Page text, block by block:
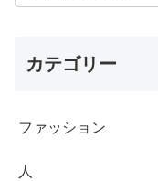
カテゴリー
ファッション
人